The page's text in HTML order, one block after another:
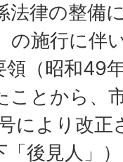
法律の整備
の施行に伴
（昭和49
ことから、
により改正
「後見人」